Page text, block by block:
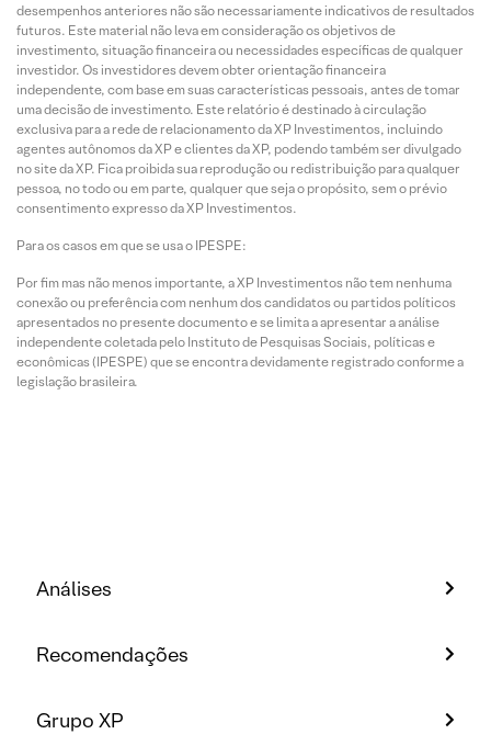
desempenhos anteriores não são necessariamente indicativos de resultados
futuros. Este material não leva em consideração os objetivos de
investimento, situação financeira ou necessidades específicas de qualquer
investidor. Os investidores devem obter orientação financeira
independente, com base em suas características pessoais, antes de tomar
uma decisão de investimento. Este relatório é destinado à circulação
exclusiva para a rede de relacionamento da XP Investimentos, incluindo
agentes autônomos da XP e clientes da XP, podendo também ser divulgado
no site da XP. Fica proibida sua reprodução ou redistribuição para qualquer
pessoa, no todo ou em parte, qualquer que seja o propósito, sem o prévio
consentimento expresso da XP Investimentos.
Para os casos em que se usa o IPESPE:
Por fim mas não menos importante, a XP Investimentos não tem nenhuma
conexão ou preferência com nenhum dos candidatos ou partidos políticos
apresentados no presente documento e se limita a apresentar a análise
independente coletada pelo Instituto de Pesquisas Sociais, políticas e
econômicas (IPESPE) que se encontra devidamente registrado conforme a
legislação brasileira.
Análises
Recomendações
Grupo XP